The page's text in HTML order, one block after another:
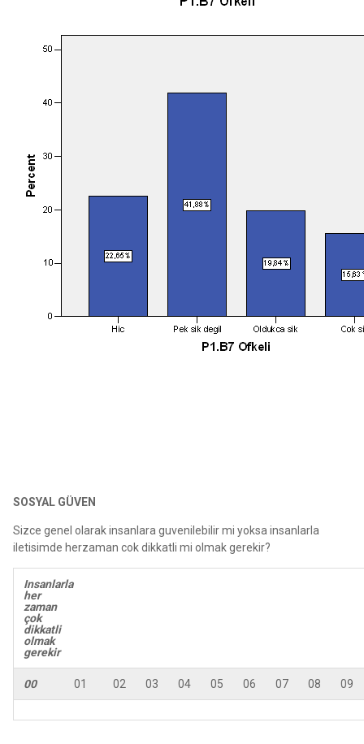
SOSYAL GÜVEN
Sizce genel olarak insanlara guvenilebilir mi yoksa insanlarla
iletisimde herzaman cok dikkatli mi olmak gerekir?
Insanlarla
her
zaman
çok
dikkatli
olmak
gerekir
00 01 02 03 04 05 06 07 08 09